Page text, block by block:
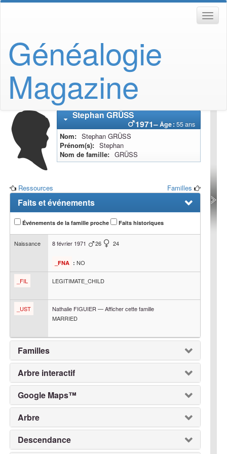
Généalogie
Magazine
StephanGRÜSS
1971–Âge : 55 ans
Nom StephanGRÜSS
Prénom(s)
Stephan
Nom de famille
GRÜSS
Ressources Familles
Faits et événements
Événements de la famille proche Faits historiques
Naissance 8 février 1971 26 24
_FNA : NO
_FIL LEGITIMATE_CHILD
_UST Nathalie FIGUIER—Afficher cette famille
MARRIED
Familles
Arbre interactif
Google Maps™
Arbre
Descendance